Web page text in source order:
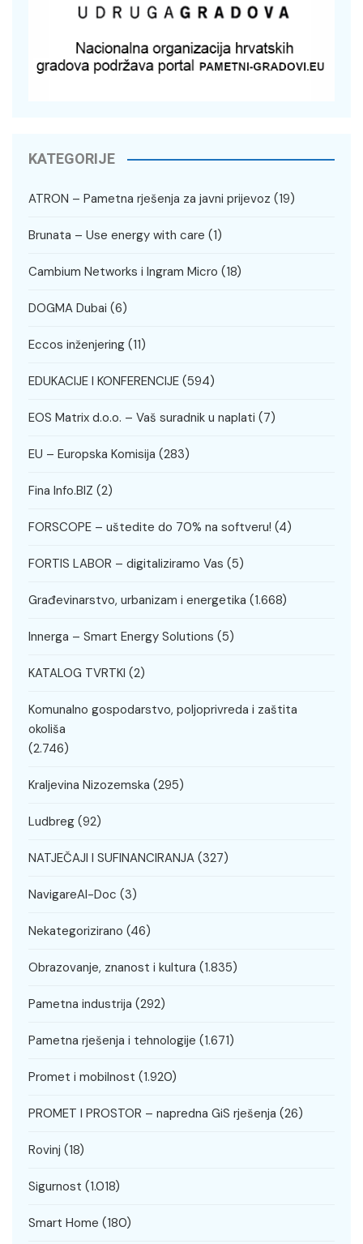
KATEGORIJE
ATRON – Pametna rješenja za javni prijevoz (19)
Brunata – Use energy with care (1)
Cambium Networks i Ingram Micro (18)
DOGMA Dubai (6)
Eccos inženjering (11)
EDUKACIJE I KONFERENCIJE (594)
EOS Matrix d.o.o. – Vaš suradnik u naplati (7)
EU – Europska Komisija (283)
Fina Info.BIZ (2)
FORSCOPE – uštedite do 70% na softveru! (4)
FORTIS LABOR – digitaliziramo Vas (5)
Građevinarstvo, urbanizam i energetika (1.668)
Innerga – Smart Energy Solutions (5)
KATALOG TVRTKI (2)
Komunalno gospodarstvo, poljoprivreda i zaštita
okoliša
(2.746)
Kraljevina Nizozemska (295)
Ludbreg (92)
NATJEČAJI I SUFINANCIRANJA (327)
NavigareAI-Doc (3)
Nekategorizirano (46)
Obrazovanje, znanost i kultura (1.835)
Pametna industrija (292)
Pametna rješenja i tehnologije (1.671)
Promet i mobilnost (1.920)
PROMET I PROSTOR – napredna GiS rješenja (26)
Rovinj (18)
Sigurnost (1.018)
Smart Home (180)